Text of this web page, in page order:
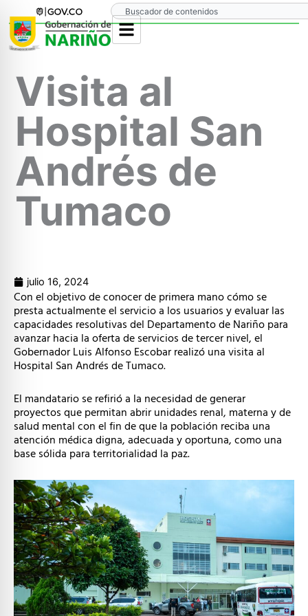
contenido
Search
Visita al
Hospital San
Andrés de
Tumaco
julio 16, 2024
Con el objetivo de conocer de primera mano cómo se
presta actualmente el servicio a los usuarios y evaluar las
capacidades resolutivas del Departamento de Nariño para
avanzar hacia la oferta de servicios de tercer nivel, el
Gobernador Luis Alfonso Escobar realizó una visita al
Hospital San Andrés de Tumaco.
El mandatario se refirió a la necesidad de generar
proyectos que permitan abrir unidades renal, materna y de
salud mental con el fin de que la población reciba una
atención médica digna, adecuada y oportuna, como una
base sólida para territorialidad la paz.